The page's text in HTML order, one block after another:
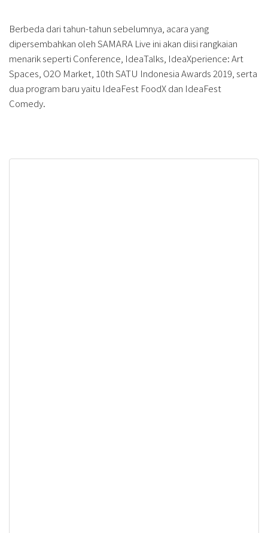
Berbeda dari tahun-tahun sebelumnya, acara yang
dipersembahkan oleh SAMARA Live ini akan diisi rangkaian
menarik seperti Conference, IdeaTalks, IdeaXperience: Art
Spaces, O2O Market, 10th SATU Indonesia Awards 2019, serta
dua program baru yaitu IdeaFest FoodX dan IdeaFest
Comedy.